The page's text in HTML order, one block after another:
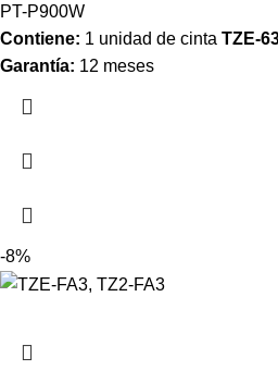
PT-P900W
Contiene: 1 unidad de cinta TZE-
Garantía: 12 meses
-8%